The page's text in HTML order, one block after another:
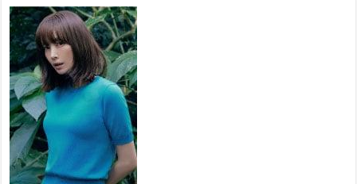
адилтгах үзүүлэлт бүхий
тээврийн хэрэгсэлтэй
холбоотой нийслэлийн засаг
дарга захирамж гаргалаа
2026 оны 7 сар 20 / 17 цаг 11 минут
Төв цэвэрлэх байгууламжид хоногт дунджаар 3
тонн хатуу хог хаягдал ирж байна
2026 оны 7 сар 20 / 12 цаг 06 минут
“Эхийн алдар” одонгийн шаардлагыг
хөнгөрүүллээ
2026 оны 7 сар 20 / 11 цаг 51 минут